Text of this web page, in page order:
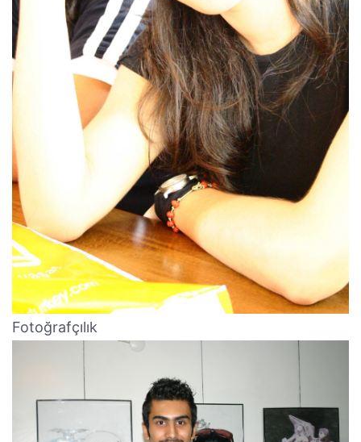
Fotoğrafçılık